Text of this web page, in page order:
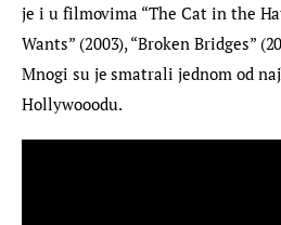
je i u filmovima “The Cat in the
Wants” (2003), “Broken Bridges”
Mnogi su je smatrali jednom od
Hollywooodu.